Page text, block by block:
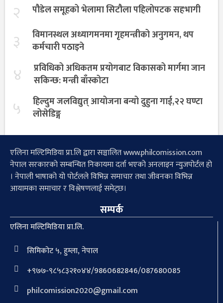
२ पौडेल समूहको भेलामा सिटौला पहिलोपटक सहभागी
३
विमानस्थल अध्यागमनमा गृहमन्त्रीको अनुगमन, थप
कर्मचारी पठाइने
४
प्रविधिको अधिकतम प्रयोगबाट विकासको मार्गमा जान
सकिन्छ: मन्त्री बाँस्कोटा
५
हिल्दुम जलविद्युत् आयोजना बन्यो दुहुना गाई,२२ घण्टा
लोसेडिङ्ग
एलिना मल्टिमिडिया प्रा.लि द्वारा सञ्चालित www.philcomission.com
नेपाल सरकारको सम्बन्धित निकायमा दर्ता भएको अनलाइन न्युजपोर्टल हो
। नेपाली भाषाको यो पोर्टलले विभिन्न समाचार तथा जीवनका विभिन्न
आयामका समाचार र विश्लेषणलाई समेट्छ।
सम्पर्क
एलिना मल्टिमिडिया प्रा.लि.
सिमिकोट ५, हुम्ला, नेपाल
+९७७-९८५८३२१०४४/9860682846/087680085
philcomission2020@gmail.com